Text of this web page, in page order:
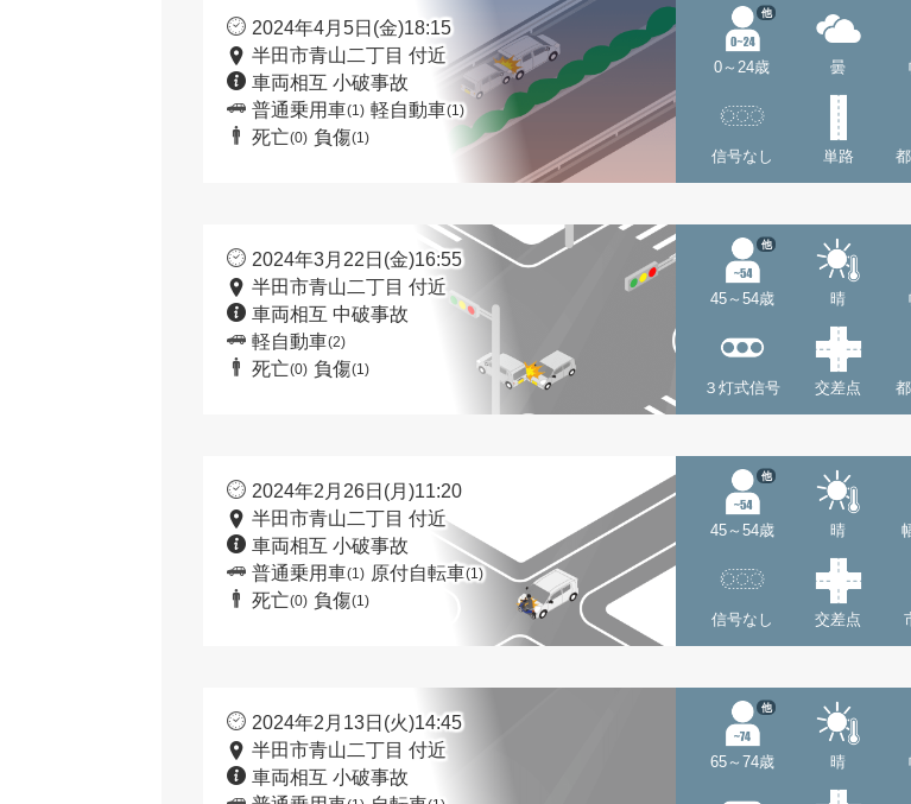
2024年4月5日(金)18:15
半田市青山二丁目 付近
車両相互 小破事故
普通乗用車(1) 軽自動車(1)
死亡(0) 負傷(1)
0～24歳
他
曇
信号なし 単路
2024年3月22日(金)16:55
半田市青山二丁目 付近
車両相互 中破事故
軽自動車(2)
死亡(0) 負傷(1)
45～54歳
他
晴
３灯式信号 交差点
2024年2月26日(月)11:20
半田市青山二丁目 付近
車両相互 小破事故
普通乗用車(1) 原付自転車(1)
死亡(0) 負傷(1)
45～54歳
他
晴
信号なし 交差点
2024年2月13日(火)14:45
半田市青山二丁目 付近
車両相互 小破事故
65～74歳
他
晴